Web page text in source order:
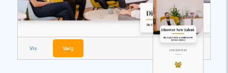
Vis Vælg